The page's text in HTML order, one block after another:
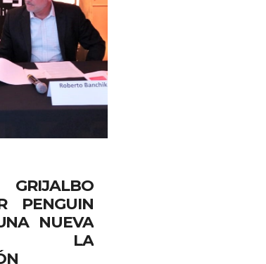
PENGUIN
NUEVA
LA